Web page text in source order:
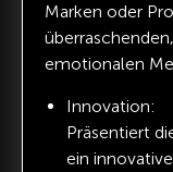
Marken oder
emotionalen
Innovation:
Präsentiert
ein